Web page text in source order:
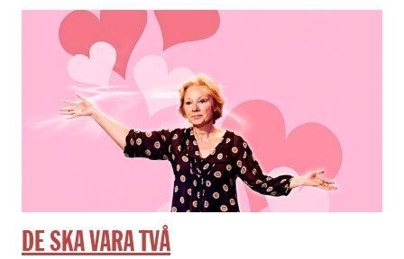
DE SKA VARA TVÅ